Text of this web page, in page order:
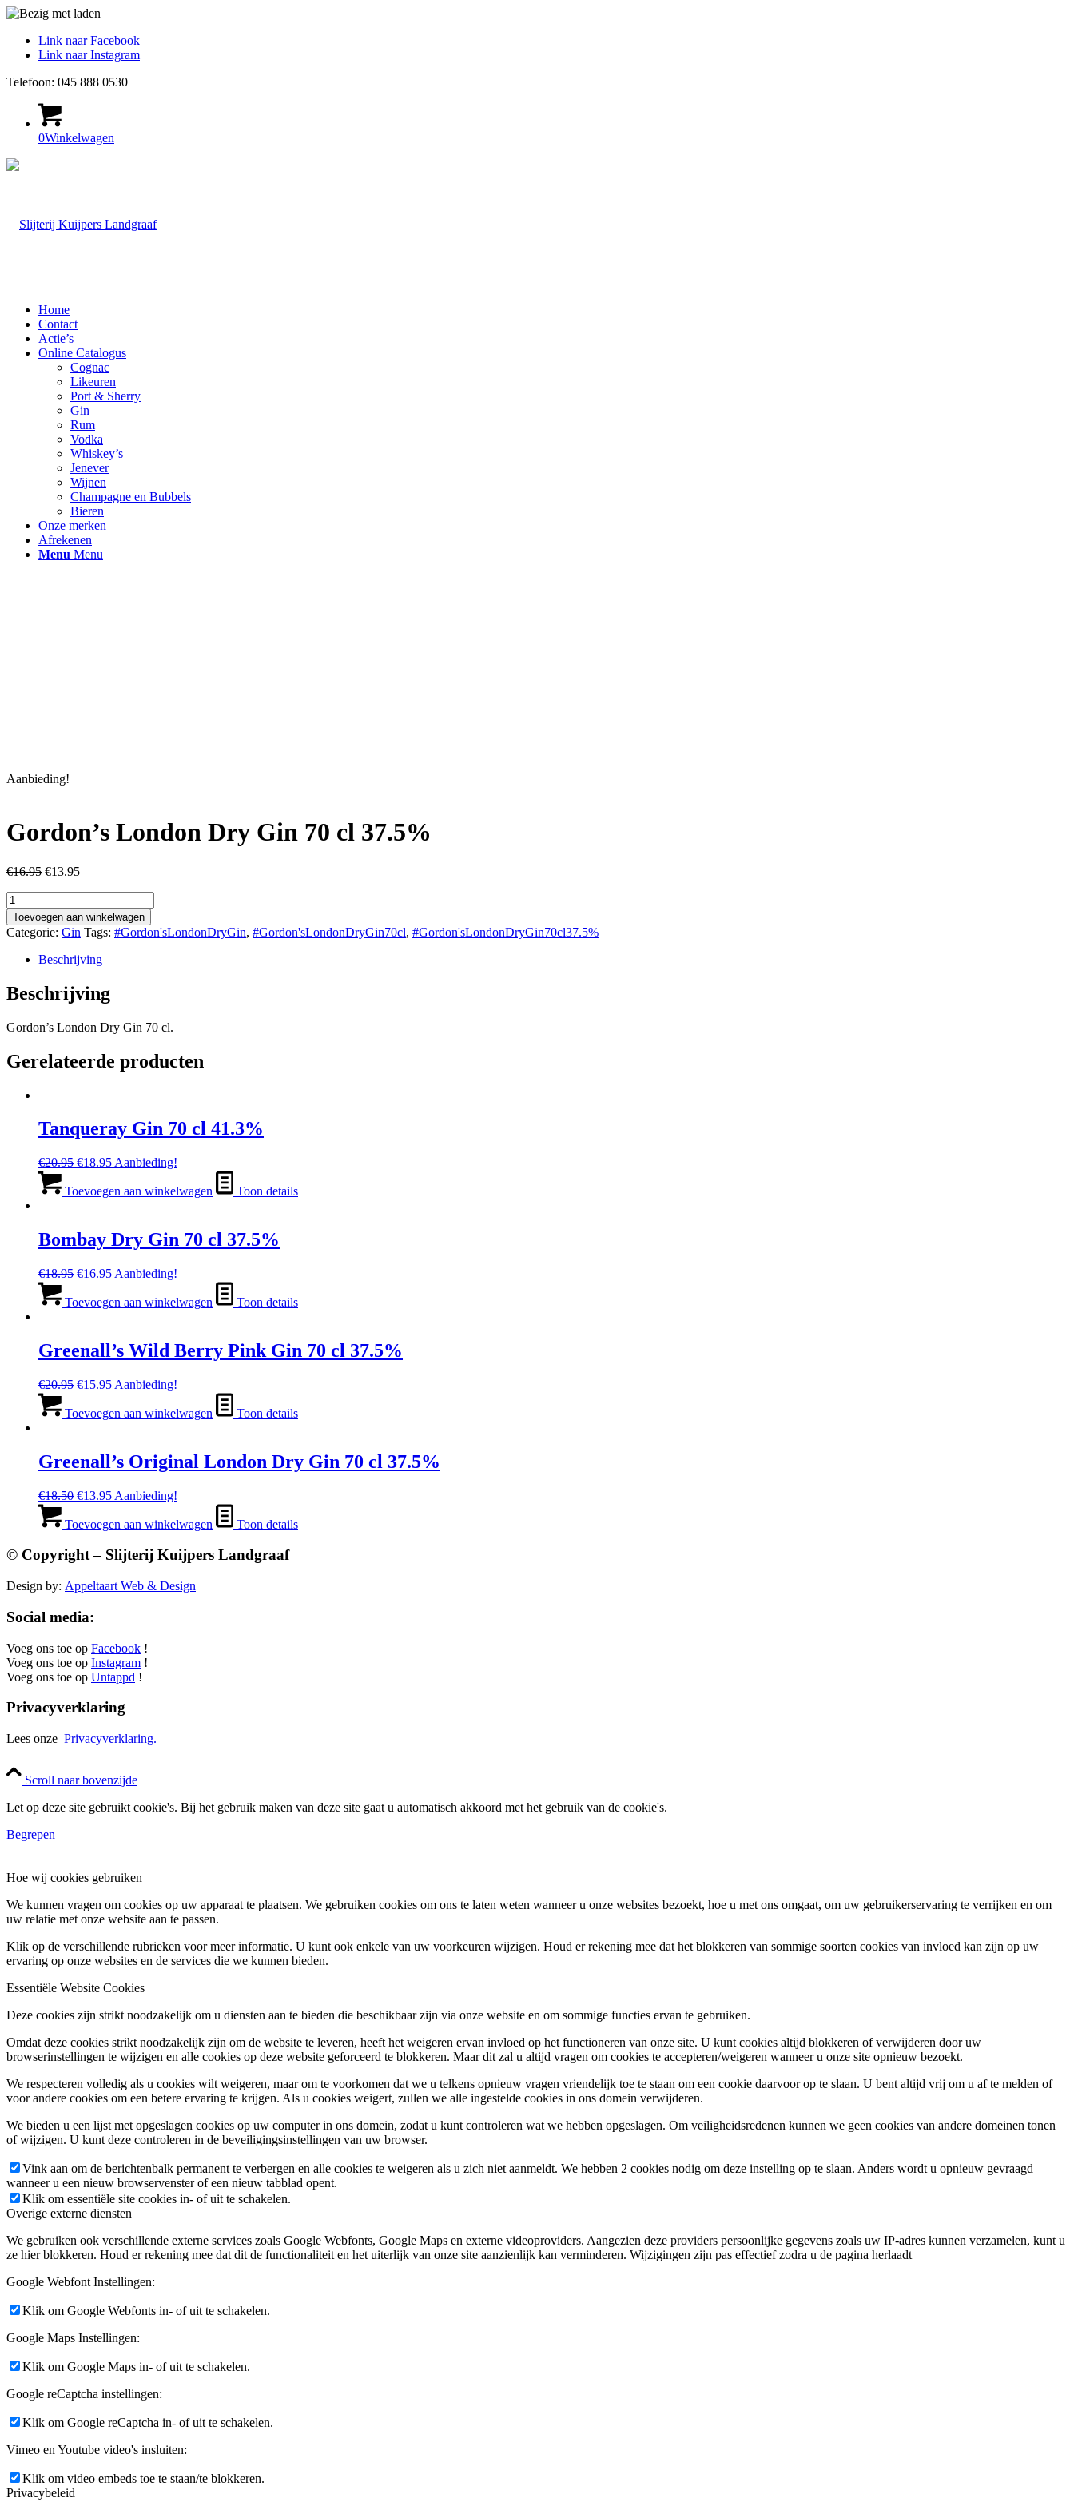
Link naar Facebook
Link naar Instagram
Telefoon: 045 888 0530
0Winkelwagen
Home
Contact
Actie’s
Online Catalogus
Cognac
Likeuren
Port & Sherry
Gin
Rum
Vodka
Whiskey’s
Jenever
Wijnen
Champagne en Bubbels
Bieren
Onze merken
Afrekenen
Menu Menu
Aanbieding!
Gordon’s London Dry Gin 70 cl 37.5%
€16.95 Oorspronkelijke
€16.95.
€13.95Huidige
€13.95.
Gordon's
London
Dry
Gin
37.5%
aantal
Toevoegen aan winkelwagen
Categorie: Gin Tags: #Gordon'sLondonDryGin, #Gordon'sLondonDryGin70cl, #Gordon'sLondonDryGin70cl37.5%
Beschrijving
Beschrijving
Gordon’s London Dry Gin 70 cl.
Gerelateerde producten
Tanqueray Gin 70 cl 41.3%
€20.95 Oorspronkelijke
was:
€18.95Huidige
is:
Aanbieding!
Toevoegen aan winkelwagen Toon details
Bombay Dry Gin 70 cl 37.5%
€18.95 Oorspronkelijke
was:
€16.95Huidige
is:
Aanbieding!
Toevoegen aan winkelwagen Toon details
Greenall’s Wild Berry Pink Gin 70 cl 37.5%
€20.95 Oorspronkelijke
was:
€15.95Huidige
is:
Aanbieding!
Toevoegen aan winkelwagen Toon details
Greenall’s Original London Dry Gin 70 cl 37.5%
€18.50 Oorspronkelijke
was:
€13.95Huidige
is:
Aanbieding!
Toevoegen aan winkelwagen Toon details
© Copyright – Slijterij Kuijpers Landgraaf
Design by: Appeltaart Web & Design
Social media:
Voeg ons toe op Facebook !
Voeg ons toe op Instagram !
Voeg ons toe op Untappd !
Privacyverklaring
Lees onze Privacyverklaring.
Scroll naar bovenzijde
Let op deze site gebruikt cookie's. Bij het gebruik maken van deze site gaat u automatisch akkoord met het gebruik van de cookie's.
Begrepen
Hoe wij cookies gebruiken
We kunnen vragen om cookies op uw apparaat te plaatsen. We gebruiken cookies om ons te laten weten wanneer u onze websites bezoekt, hoe u met ons omgaat, om uw gebruikerservaring te verrijken en om
uw relatie met onze website aan te passen.
Klik op de verschillende rubrieken voor meer informatie. U kunt ook enkele van uw voorkeuren wijzigen. Houd er rekening mee dat het blokkeren van sommige soorten cookies van invloed kan zijn op uw
ervaring op onze websites en de services die we kunnen bieden.
Essentiële Website Cookies
Deze cookies zijn strikt noodzakelijk om u diensten aan te bieden die beschikbaar zijn via onze website en om sommige functies ervan te gebruiken.
Omdat deze cookies strikt noodzakelijk zijn om de website te leveren, heeft het weigeren ervan invloed op het functioneren van onze site. U kunt cookies altijd blokkeren of verwijderen door uw
browserinstellingen te wijzigen en alle cookies op deze website geforceerd te blokkeren. Maar dit zal u altijd vragen om cookies te accepteren/weigeren wanneer u onze site opnieuw bezoekt.
We respecteren volledig als u cookies wilt weigeren, maar om te voorkomen dat we u telkens opnieuw vragen vriendelijk toe te staan om een cookie daarvoor op te slaan. U bent altijd vrij om u af te melden of
voor andere cookies om een betere ervaring te krijgen. Als u cookies weigert, zullen we alle ingestelde cookies in ons domein verwijderen.
We bieden u een lijst met opgeslagen cookies op uw computer in ons domein, zodat u kunt controleren wat we hebben opgeslagen. Om veiligheidsredenen kunnen we geen cookies van andere domeinen tonen
of wijzigen. U kunt deze controleren in de beveiligingsinstellingen van uw browser.
Vink aan om de berichtenbalk permanent te verbergen en alle cookies te weigeren als u zich niet aanmeldt. We hebben 2 cookies nodig om deze instelling op te slaan. Anders wordt u opnieuw gevraagd
wanneer u een nieuw browservenster of een nieuw tabblad opent.
Klik om essentiële site cookies in- of uit te schakelen.
Overige externe diensten
We gebruiken ook verschillende externe services zoals Google Webfonts, Google Maps en externe videoproviders. Aangezien deze providers persoonlijke gegevens zoals uw IP-adres kunnen verzamelen, kunt u
ze hier blokkeren. Houd er rekening mee dat dit de functionaliteit en het uiterlijk van onze site aanzienlijk kan verminderen. Wijzigingen zijn pas effectief zodra u de pagina herlaadt
Google Webfont Instellingen:
Klik om Google Webfonts in- of uit te schakelen.
Google Maps Instellingen:
Klik om Google Maps in- of uit te schakelen.
Google reCaptcha instellingen:
Klik om Google reCaptcha in- of uit te schakelen.
Vimeo en Youtube video's insluiten:
Klik om video embeds toe te staan/te blokkeren.
Privacybeleid